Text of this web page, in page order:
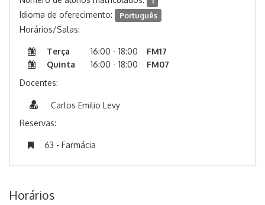
Idioma de oferecimento: Português
Horários/Salas:
Terça 16:00 - 18:00
FM17
Quinta
16:00 - 18:00
FM07
Docentes:
Carlos Emilio Levy
Reservas:
63 - Farmácia
Horários